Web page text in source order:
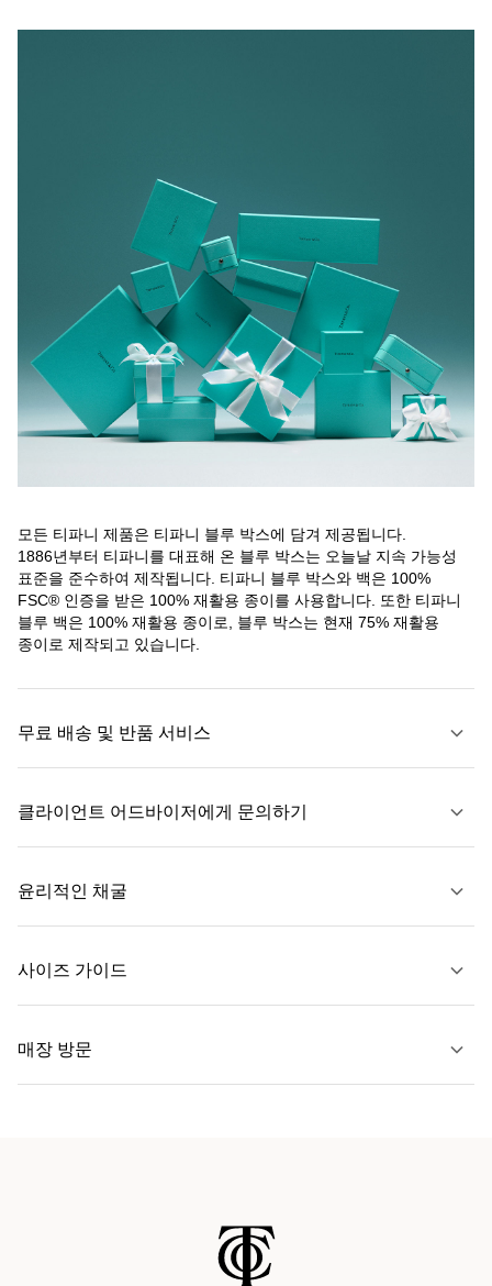
모든 티파니 제품은 티파니 블루 박스에 담겨 제공됩니다.
1886년부터 티파니를 대표해 온 블루 박스는 오늘날 지속 가능성
표준을 준수하여 제작됩니다. 티파니 블루 박스와 백은 100%
FSC® 인증을 받은 100% 재활용 종이를 사용합니다. 또한 티파니
블루 백은 100% 재활용 종이로, 블루 박스는 현재 75% 재활용
종이로 제작되고 있습니다.
무료 배송 및 반품 서비스
자세히 보기
클라이언트 어드바이저에게 문의하기
윤리적인 채굴
사이즈 가이드
자세히 보기
매장 방문